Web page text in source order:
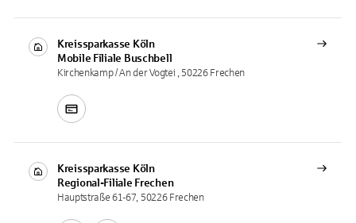
Kreissparkasse Köln
Mobile Filiale Buschbell
Kirchenkamp / An der Vogtei , 50226 Frechen
Kreissparkasse Köln
Regional-Filiale Frechen
Hauptstraße 61-67, 50226 Frechen